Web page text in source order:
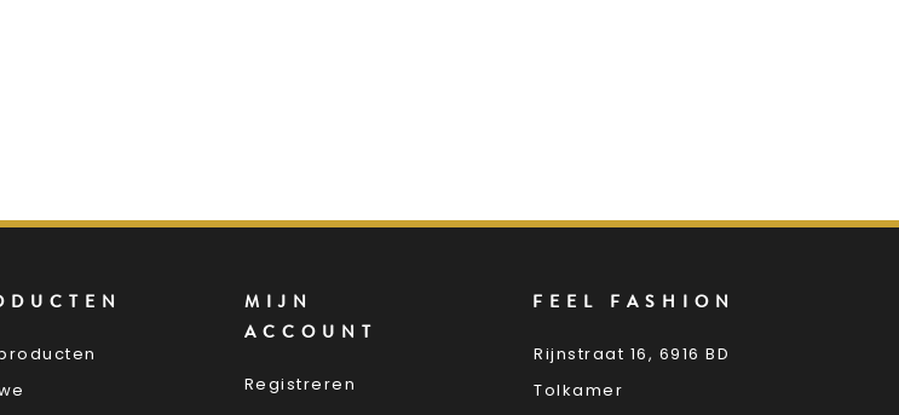
MIJN
ACCOUNT
Registreren
FEEL FASHION
Rijnstraat 16, 6916 BD
Tolkamer